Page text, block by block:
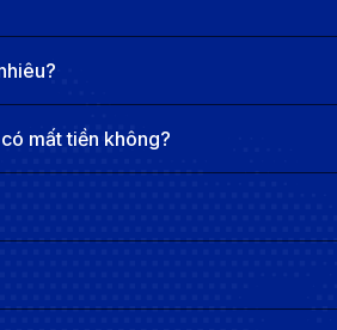
hành trình thuận tiện đến
đến Sapporo. Tuy nhiên, rất
mất tiền không?